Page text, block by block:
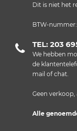
Dit is niet het
BTW-
TEL: 203
We hebben
de
mail of chat.
Geen
Alle